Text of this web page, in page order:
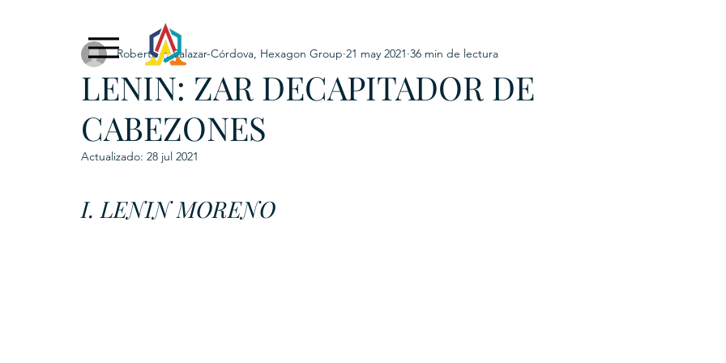
Exclusive Content ADNPL IGRP LATAM2021 URKU
LENIN: ZAR DECAPITADOR DE
CABEZONES
Roberto F. Salazar-Córdova, Hexagon Group 21 may 2021 36 min de lectura
Actualizado: 28 jul 2021
I. LENIN MORENO